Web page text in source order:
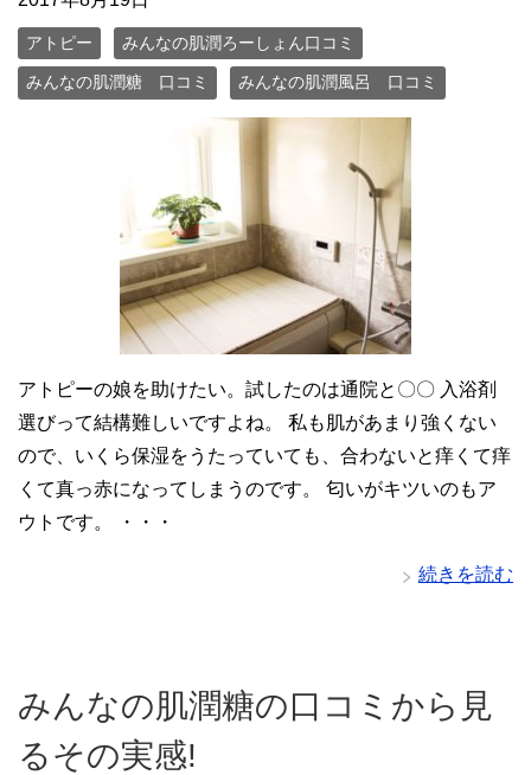
アトピー みんなの肌潤ろーしょん口コミ
みんなの肌潤糖 口コミ みんなの肌潤風呂 口コミ
アトピーの娘を助けたい。試したのは通院と〇〇 入浴剤
選びって結構難しいですよね。 私も肌があまり強くない
ので、いくら保湿をうたっていても、合わないと痒くて痒
くて真っ赤になってしまうのです。 匂いがキツいのもア
ウトです。 ・・・
続きを読む
みんなの肌潤糖の口コミから見
るその実感!